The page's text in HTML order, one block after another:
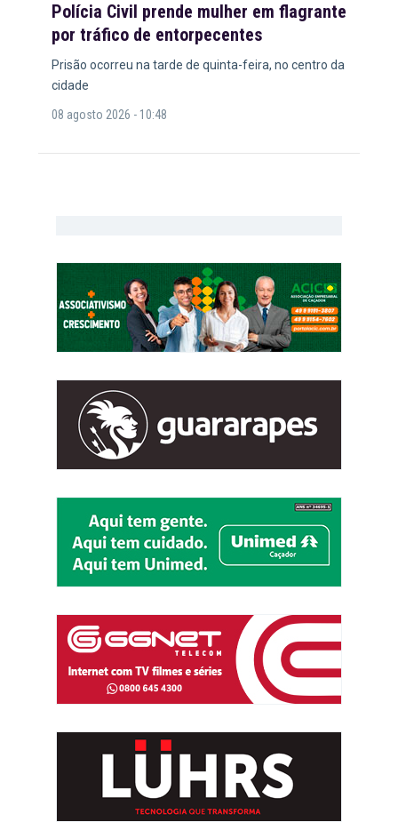
Polícia Civil prende mulher em flagrante
por tráfico de entorpecentes
Prisão ocorreu na tarde de quinta-feira, no centro da
cidade
08 agosto 2026 - 10:48